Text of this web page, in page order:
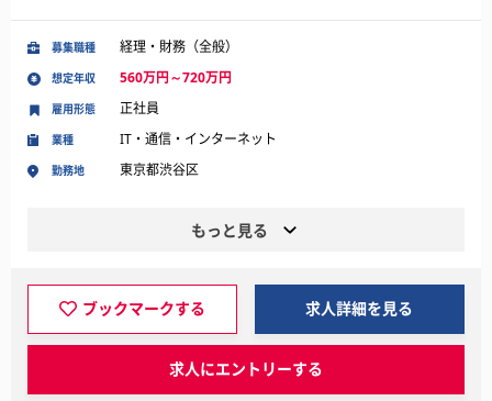
募集職種 経理・財務（全般）
想定年収 560万円～720万円
業種 IT・通信・インターネット
勤務地 東京都渋谷区
雇用形態 正社員
もっと見る
ブックマークする 求人詳細を見る
求人にエントリーする